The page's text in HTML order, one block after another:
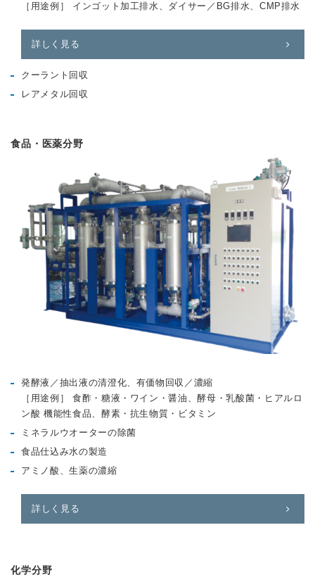
［⽤途例］ インゴット加工排水、ダイサー／BG排水、CMP排水
詳しく見る
クーラント回収
レアメタル回収
食品・医薬分野
発酵液／抽出液の清澄化、有価物回収／濃縮
［⽤途例］ 食酢・糖液・ワイン・醤油、酵母・乳酸菌・ヒアルロ
ン酸 機能性食品、酵素・抗生物質・ビタミン
ミネラルウオーターの除菌
食品仕込み水の製造
アミノ酸、生薬の濃縮
詳しく見る
化学分野